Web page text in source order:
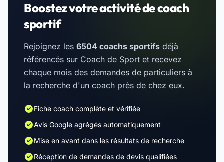
Boostez votre activité de coach
sportif
Rejoignez les 6504 coachs sportifs déjà
référencés sur Coach de Sport et recevez
chaque mois des demandes de particuliers à
la recherche d'un coach près de chez eux.
Fiche coach complète et vérifiée
Avis Google agrégés automatiquement
Mise en avant dans les résultats de recherche
Réception de demandes de devis qualifiées